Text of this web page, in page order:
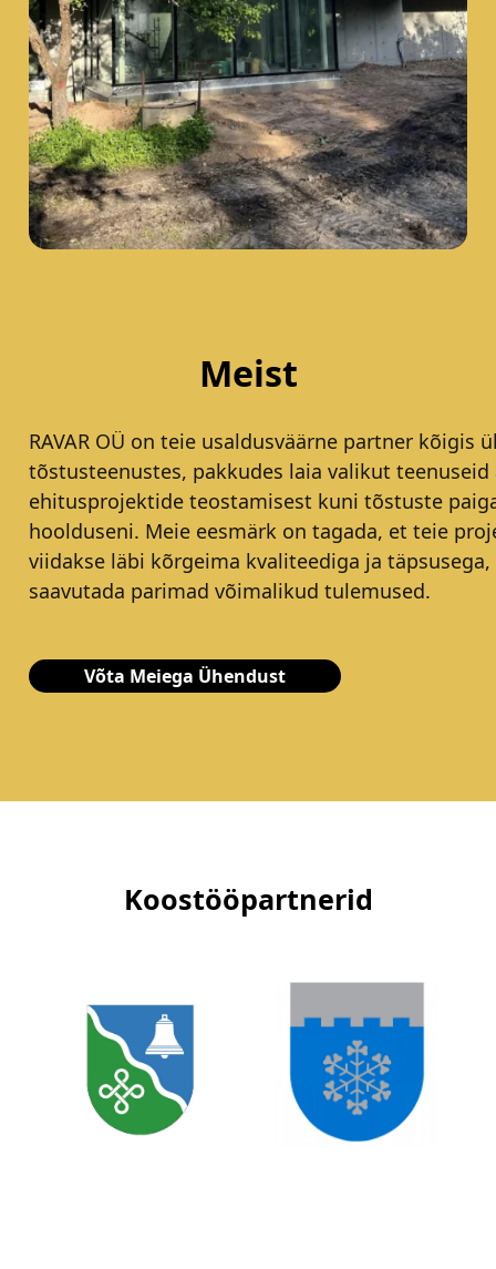
Meist
RAVAR OÜ on teie usaldusväärne partner kõigis
tõstusteenustes, pakkudes laia valikut teenuseid
ehitusprojektide teostamisest kuni tõstuste
hoolduseni. Meie eesmärk on tagada, et teie
viidakse läbi kõrgeima kvaliteediga ja täpsusega,
saavutada parimad võimalikud tulemused.
Võta Meiega Ühendust
Koostööpartnerid